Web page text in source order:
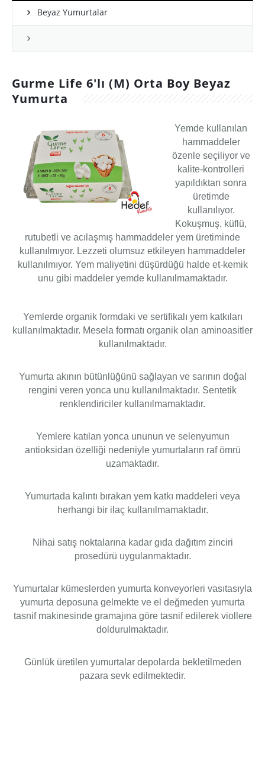
Ürünlerimiz
Galeri
İletişim
Beyaz Yumurtalar
Gurme Life 6'lı (M) Orta Boy Beyaz
Yumurta
Yemde kullanılan
hammaddeler
özenle seçiliyor ve
kalite-kontrolleri
yapıldıktan sonra
üretimde
kullanılıyor.
Kokuşmuş, küflü,
rutubetli ve acılaşmış hammaddeler yem üretiminde
kullanılmıyor. Lezzeti olumsuz etkileyen hammaddeler
kullanılmıyor. Yem maliyetini düşürdüğü halde et-kemik
unu gibi maddeler yemde kullanılmamaktadır.
Yemlerde organik formdaki ve sertifikalı yem katkıları
kullanılmaktadır. Mesela formatı organik olan aminoasitler
kullanılmaktadır.
Yumurta akının bütünlüğünü sağlayan ve sarının doğal
rengini veren yonca unu kullanılmaktadır. Sentetik
renklendiriciler kullanılmamaktadır.
Yemlere katılan yonca ununun ve selenyumun
antioksidan özelliği nedeniyle yumurtaların raf ömrü
uzamaktadır.
Yumurtada kalıntı bırakan yem katkı maddeleri veya
herhangi bir ilaç kullanılmamaktadır.
Nihai satış noktalarına kadar gıda dağıtım zinciri
prosedürü uygulanmaktadır.
Yumurtalar kümeslerden yumurta konveyorleri vasıtasıyla
yumurta deposuna gelmekte ve el değmeden yumurta
tasnif makinesinde gramajına göre tasnif edilerek viollere
doldurulmaktadır.
Günlük üretilen yumurtalar depolarda bekletilmeden
pazara sevk edilmektedir.